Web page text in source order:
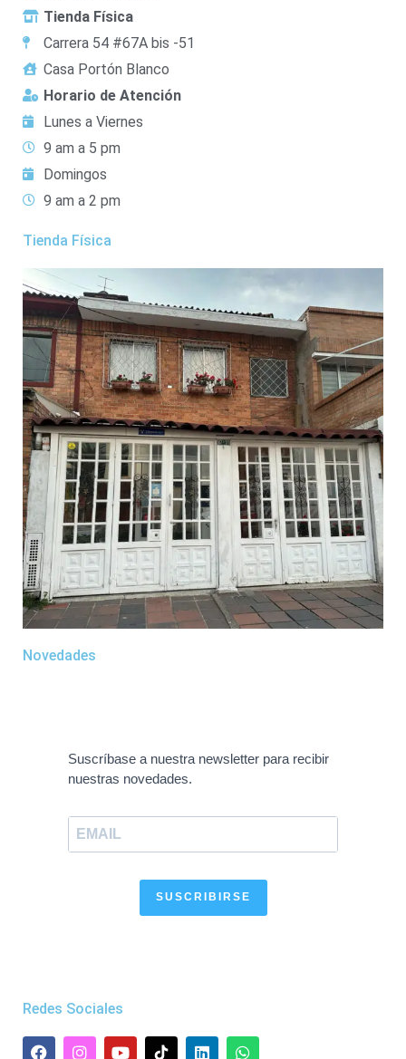
Tienda Física
Carrera 54 #67A bis -51
Casa Portón Blanco
Horario de Atención
Lunes a Viernes
9 am a 5 pm
Domingos
9 am a 2 pm
Tienda Física
Novedades
Suscríbase a nuestra newsletter para recibir
nuestras novedades.
SUSCRIBIRSE
Redes Sociales
F
I
Y
L
W